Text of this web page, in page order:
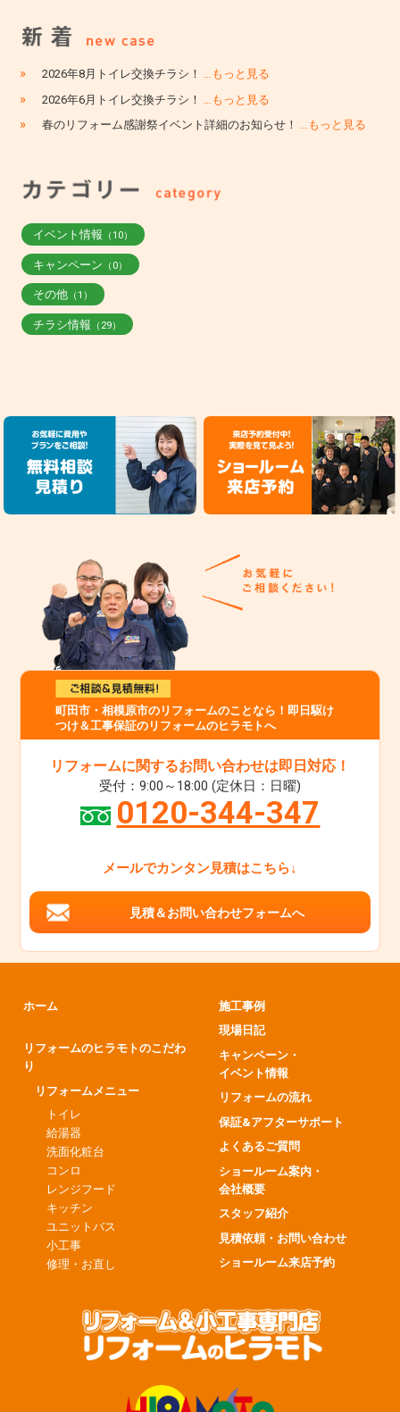
» 2026年8月トイレ交換チラシ！ …もっと見る
» 2026年6月トイレ交換チラシ！ …もっと見る
» 春のリフォーム感謝祭イベント詳細のお知らせ！ …もっと見る
イベント情報 （10）
キャンペーン （0）
その他（1）
チラシ情報 （29）
町田市・相模原市のリフォームのことなら！即日駆け
つけ＆工事保証のリフォームのヒラモトへ
リフォームに関するお問い合わせは即日対応！
受付：9:00～18:00 (定休日：日曜)
0120-344-347
メールでカンタン見積はこちら↓
見積＆お問い合わせフォームへ
ホーム
リフォームのヒラモトのこだわ
り
リフォームメニュー
トイレ
給湯器
洗面化粧台
コンロ
レンジフード
キッチン
ユニットバス
小工事
修理・お直し
施工事例
現場日記
キャンペーン・
イベント情報
リフォームの流れ
保証&アフターサポート
よくあるご質問
ショールーム案内・
会社概要
スタッフ紹介
見積依頼・お問い合わせ
ショールーム来店予約